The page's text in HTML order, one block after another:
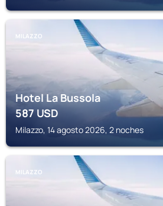
MILAZZO
Hotel La Bussola
587USD
Milazzo, 14 agosto 2026, 2 noches
MILAZZO